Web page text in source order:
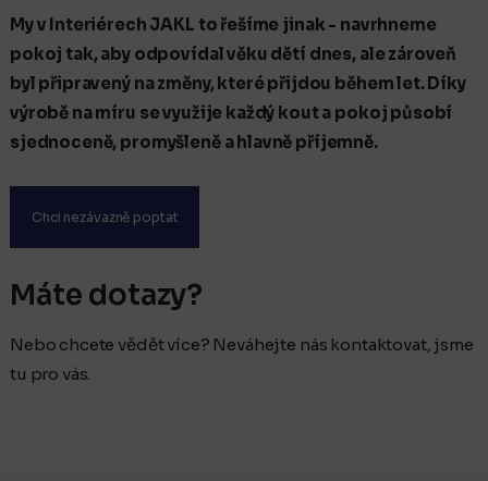
My v Interiérech JAKL to řešíme jinak - navrhneme
pokoj tak, aby odpovídal věku dětí dnes, ale zároveň
byl připravený na změny, které přijdou během let. Díky
výrobě na míru se využije každý kout a pokoj působí
sjednoceně, promyšleně a hlavně příjemně.
Chci nezávazně poptat
Máte dotazy?
Nebo chcete vědět více? Neváhejte nás kontaktovat, jsme
tu pro vás.